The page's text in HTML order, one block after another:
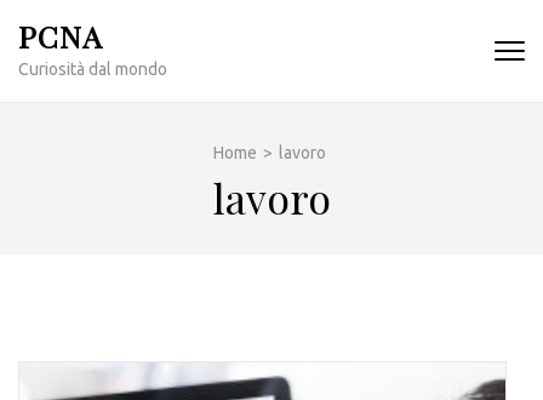
contenuto
PCNA
Curiosità dal mondo
Home > lavoro
lavoro